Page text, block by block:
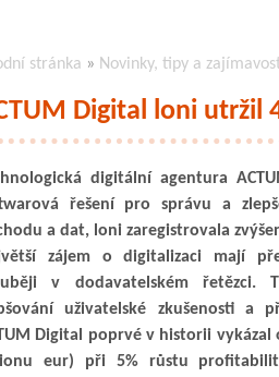
stránka » Novinky, tipy a
Digital loni utržil
digitální agentura
řešení pro správu a
a dat, loni zaregistrovala
zájem o digitalizaci mají
v dodavatelském řetězci.
uživatelské zkušenosti a
Digital poprvé v historii
eur) při 5% růstu